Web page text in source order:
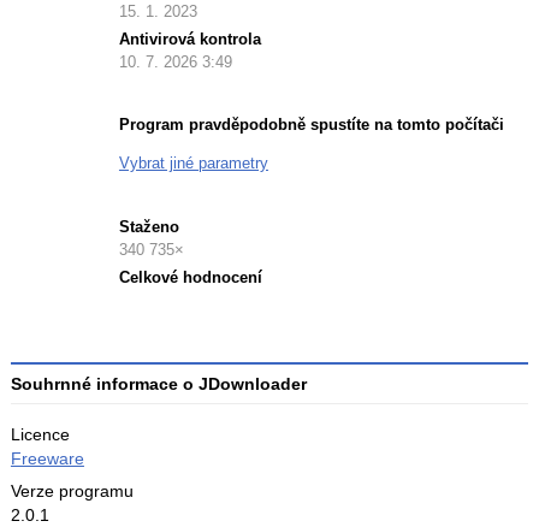
15. 1. 2023
Antivirová kontrola
10. 7. 2026 3:49
Program pravděpodobně spustíte na tomto počítači
Vybrat jiné parametry
Staženo
340 735×
Celkové hodnocení
Souhrnné informace o JDownloader
Licence
Freeware
Verze programu
2.0.1